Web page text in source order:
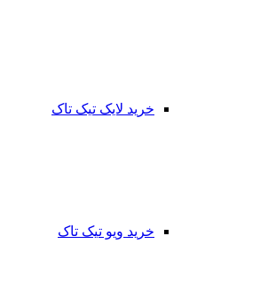
خرید لایک تیک تاک
خرید ویو تیک تاک